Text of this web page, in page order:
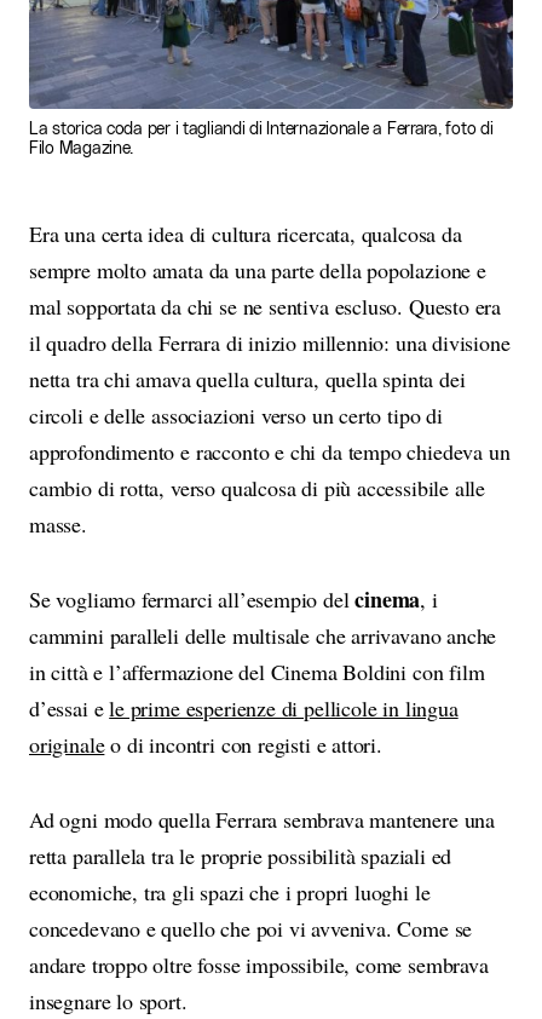
La storica coda per i tagliandi di Internazionale a Ferrara, foto di
Filo Magazine.
Era una certa idea di cultura ricercata, qualcosa da
sempre molto amata da una parte della popolazione e
mal sopportata da chi se ne sentiva escluso. Questo era
il quadro della Ferrara di inizio millennio: una divisione
netta tra chi amava quella cultura, quella spinta dei
circoli e delle associazioni verso un certo tipo di
approfondimento e racconto e chi da tempo chiedeva un
cambio di rotta, verso qualcosa di più accessibile alle
masse.
Se vogliamo fermarci all’esempio delcinema, i
cammini paralleli delle multisale che arrivavano anche
in città e l’affermazione del Cinema Boldini con film
d’essai ele prime esperienze di pellicole in lingua
originaleo di incontri con registi e attori.
Ad ogni modo quella Ferrara sembrava mantenere una
retta parallela tra le proprie possibilità spaziali ed
economiche, tra gli spazi che i propri luoghi le
concedevano e quello che poi vi avveniva. Come se
andare troppo oltre fosse impossibile, come sembrava
insegnare lo sport.